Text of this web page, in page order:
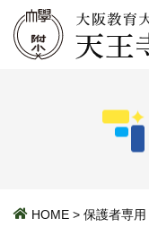
HOME > 保護者専用